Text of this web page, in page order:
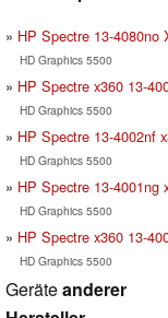
HP Spectre 13-4080no
HD Graphics 5500
HP Spectre x360 13-
HD Graphics 5500
HP Spectre 13-4002nf
HD Graphics 5500
HP Spectre 13-4001ng
HD Graphics 5500
HP Spectre x360 13-
HD Graphics 5500
Geräteanderer